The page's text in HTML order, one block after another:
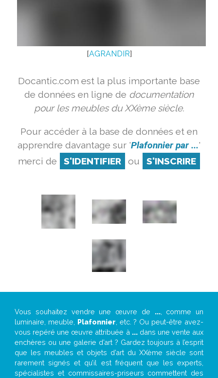
[AGRANDIR]
Docantic.com est la plus importante base
de données en ligne de documentation
pour les meubles du XXème siècle.
Pour accéder à la base de données et en
apprendre davantage sur 'Plafonnier par ...'
merci de
S'IDENTIFIER ou S'INSCRIRE
Vous souhaitez vendre une œuvre de ..., comme un
luminaire, meuble, Plafonnier , etc. ? Ou peut-être avez-
vous repéré une œuvre attribuée à ...dans une vente aux
enchères ou une galerie d’art ? Gardez toujours à l’esprit
que les meubles et objets d’art du XXème siècle sont
rarement signés et qu’il est fréquent que les experts,
spécialistes et commissaires-priseurs commettent des